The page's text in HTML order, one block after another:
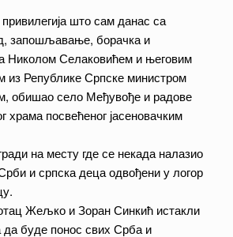
што сам данас са
запошљавање, борачка и
Николом Селаковићем и његовим
из Републике Српске министром
обишао село Међувође и радове
храма посвећеног јасеновачким
на месту где се некада налазио
и српска деца одвођени у логор
Жељко и Зоран Синкић истакли
буде понос свих Срба и